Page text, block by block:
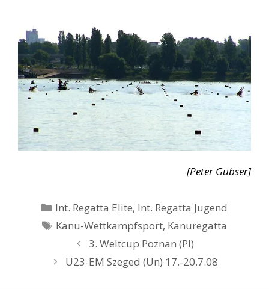
[Peter Gubser]
Kategorien
Int. Regatta Elite, Int. Regatta Jugend
Schlagwörter
Kanu-Wettkampfsport, Kanuregatta
3. Weltcup Poznan (Pl)
U23-EM Szeged (Un) 17.-20.7.08